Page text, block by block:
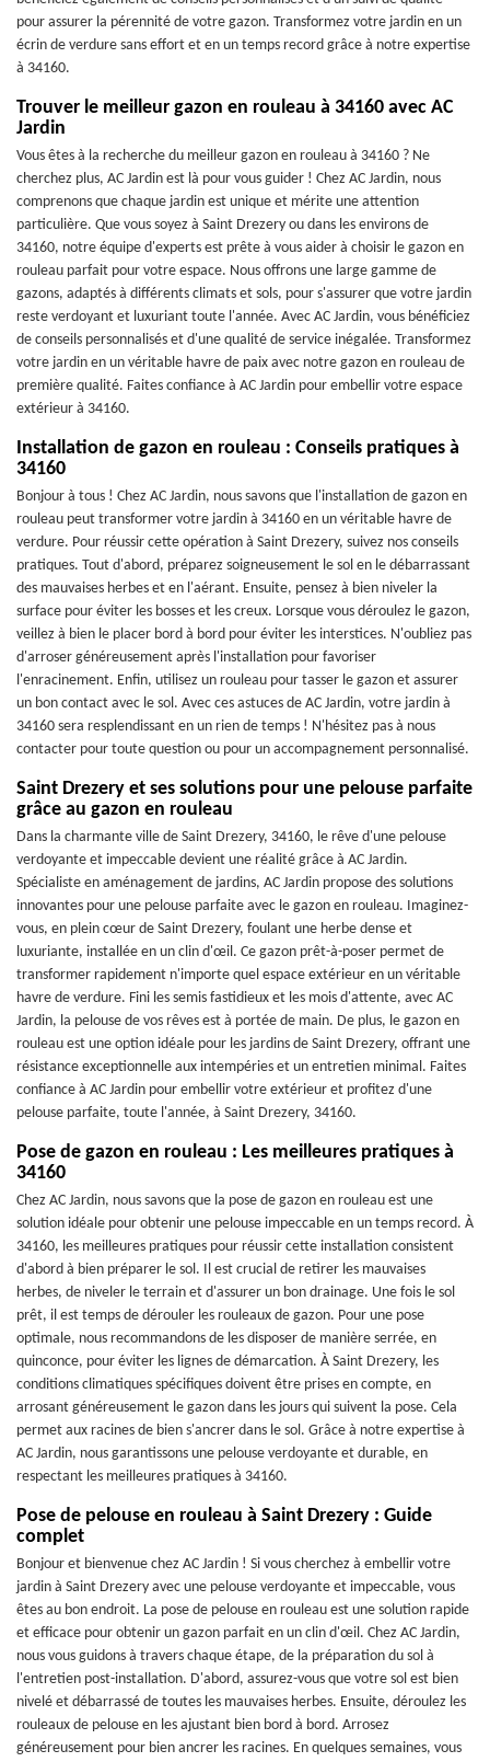
pour assurer la pérennité de votre gazon. Transformez votre jardin en un
écrin de verdure sans effort et en un temps record grâce à notre expertise
à 34160.
Trouver le meilleur gazon en rouleau à 34160 avec AC
Jardin
Vous êtes à la recherche du meilleur gazon en rouleau à 34160 ? Ne
cherchez plus, AC Jardin est là pour vous guider ! Chez AC Jardin, nous
comprenons que chaque jardin est unique et mérite une attention
particulière. Que vous soyez à Saint Drezery ou dans les environs de
34160, notre équipe d'experts est prête à vous aider à choisir le gazon en
rouleau parfait pour votre espace. Nous offrons une large gamme de
gazons, adaptés à différents climats et sols, pour s'assurer que votre jardin
reste verdoyant et luxuriant toute l'année. Avec AC Jardin, vous bénéficiez
de conseils personnalisés et d'une qualité de service inégalée. Transformez
votre jardin en un véritable havre de paix avec notre gazon en rouleau de
première qualité. Faites confiance à AC Jardin pour embellir votre espace
extérieur à 34160.
Installation de gazon en rouleau : Conseils pratiques à
34160
Bonjour à tous ! Chez AC Jardin, nous savons que l'installation de gazon en
rouleau peut transformer votre jardin à 34160 en un véritable havre de
verdure. Pour réussir cette opération à Saint Drezery, suivez nos conseils
pratiques. Tout d'abord, préparez soigneusement le sol en le débarrassant
des mauvaises herbes et en l'aérant. Ensuite, pensez à bien niveler la
surface pour éviter les bosses et les creux. Lorsque vous déroulez le gazon,
veillez à bien le placer bord à bord pour éviter les interstices. N'oubliez pas
d'arroser généreusement après l'installation pour favoriser
l'enracinement. Enfin, utilisez un rouleau pour tasser le gazon et assurer
un bon contact avec le sol. Avec ces astuces de AC Jardin, votre jardin à
34160 sera resplendissant en un rien de temps ! N'hésitez pas à nous
contacter pour toute question ou pour un accompagnement personnalisé.
Saint Drezery et ses solutions pour une pelouse parfaite
grâce au gazon en rouleau
Dans la charmante ville de Saint Drezery, 34160, le rêve d'une pelouse
verdoyante et impeccable devient une réalité grâce à AC Jardin.
Spécialiste en aménagement de jardins, AC Jardin propose des solutions
innovantes pour une pelouse parfaite avec le gazon en rouleau. Imaginez-
vous, en plein cœur de Saint Drezery, foulant une herbe dense et
luxuriante, installée en un clin d'œil. Ce gazon prêt-à-poser permet de
transformer rapidement n'importe quel espace extérieur en un véritable
havre de verdure. Fini les semis fastidieux et les mois d'attente, avec AC
Jardin, la pelouse de vos rêves est à portée de main. De plus, le gazon en
rouleau est une option idéale pour les jardins de Saint Drezery, offrant une
résistance exceptionnelle aux intempéries et un entretien minimal. Faites
confiance à AC Jardin pour embellir votre extérieur et profitez d'une
pelouse parfaite, toute l'année, à Saint Drezery, 34160.
Pose de gazon en rouleau : Les meilleures pratiques à
34160
Chez AC Jardin, nous savons que la pose de gazon en rouleau est une
solution idéale pour obtenir une pelouse impeccable en un temps record. À
34160, les meilleures pratiques pour réussir cette installation consistent
d'abord à bien préparer le sol. Il est crucial de retirer les mauvaises
herbes, de niveler le terrain et d'assurer un bon drainage. Une fois le sol
prêt, il est temps de dérouler les rouleaux de gazon. Pour une pose
optimale, nous recommandons de les disposer de manière serrée, en
quinconce, pour éviter les lignes de démarcation. À Saint Drezery, les
conditions climatiques spécifiques doivent être prises en compte, en
arrosant généreusement le gazon dans les jours qui suivent la pose. Cela
permet aux racines de bien s'ancrer dans le sol. Grâce à notre expertise à
AC Jardin, nous garantissons une pelouse verdoyante et durable, en
respectant les meilleures pratiques à 34160.
Pose de pelouse en rouleau à Saint Drezery : Guide
complet
Bonjour et bienvenue chez AC Jardin ! Si vous cherchez à embellir votre
jardin à Saint Drezery avec une pelouse verdoyante et impeccable, vous
êtes au bon endroit. La pose de pelouse en rouleau est une solution rapide
et efficace pour obtenir un gazon parfait en un clin d'œil. Chez AC Jardin,
nous vous guidons à travers chaque étape, de la préparation du sol à
l'entretien post-installation. D'abord, assurez-vous que votre sol est bien
nivelé et débarrassé de toutes les mauvaises herbes. Ensuite, déroulez les
rouleaux de pelouse en les ajustant bien bord à bord. Arrosez
généreusement pour bien ancrer les racines. En quelques semaines, vous